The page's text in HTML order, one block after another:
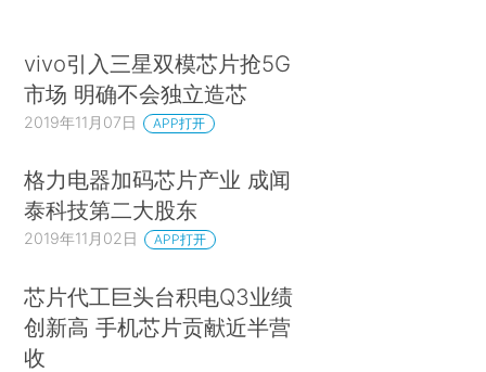
vivo引入三星双模芯片抢5G
市场 明确不会独立造芯
2019年11月07日 APP打开
格力电器加码芯片产业 成闻
泰科技第二大股东
2019年11月02日 APP打开
芯片代工巨头台积电Q3业绩
创新高 手机芯片贡献近半营
收